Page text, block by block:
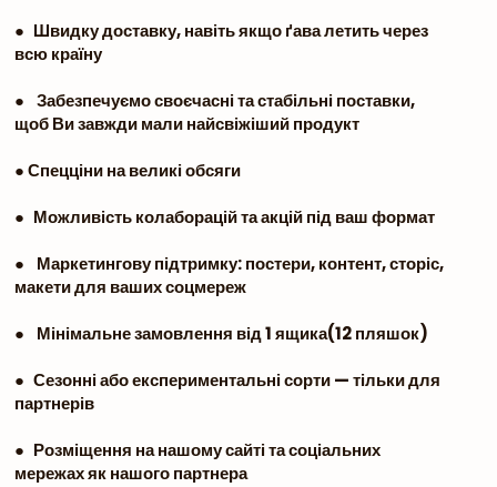
● Швидку доставку, навіть якщо ґава летить через
всю країну
● Забезпечуємо своєчасні та стабільні поставки,
щоб Ви завжди мали найсвіжіший продукт
● Спецціни на великі обсяги
● Можливість колаборацій та акцій під ваш формат
● Маркетингову підтримку: постери, контент, сторіс,
макети для ваших соцмереж
● Мінімальне замовлення від 1 ящика(12 пляшок)
● Сезонні або експериментальні сорти — тільки для
партнерів
● Розміщення на нашому сайті та соціальних
мережах як нашого партнера